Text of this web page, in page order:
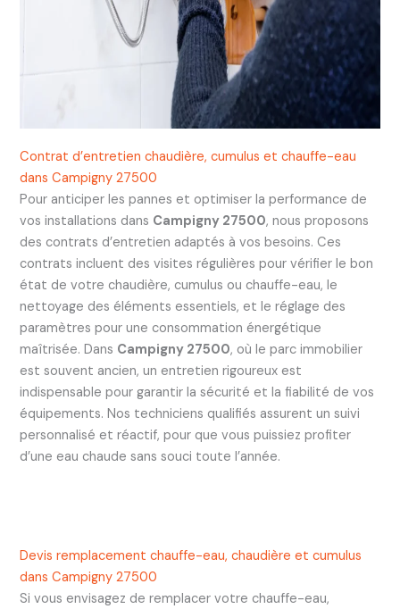
Contrat d’entretien chaudière, cumulus et chauffe-eau
dans Campigny 27500
Pour anticiper les pannes et optimiser la performance de
vos installations dans Campigny 27500, nous proposons
des contrats d’entretien adaptés à vos besoins. Ces
contrats incluent des visites régulières pour vérifier le bon
état de votre chaudière, cumulus ou chauffe-eau, le
nettoyage des éléments essentiels, et le réglage des
paramètres pour une consommation énergétique
maîtrisée. Dans Campigny 27500, où le parc immobilier
est souvent ancien, un entretien rigoureux est
indispensable pour garantir la sécurité et la fiabilité de vos
équipements. Nos techniciens qualifiés assurent un suivi
personnalisé et réactif, pour que vous puissiez profiter
d’une eau chaude sans souci toute l’année.
Devis remplacement chauffe-eau, chaudière et cumulus
dans Campigny 27500
Si vous envisagez de remplacer votre chauffe-eau,